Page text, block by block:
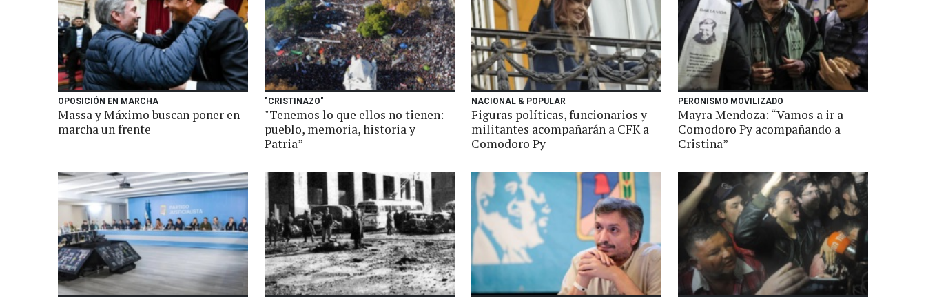
OPOSICIÓN EN MARCHA
Massa y Máximo buscan poner en
marcha un frente
"CRISTINAZO"
"Tenemos lo que ellos no tienen:
pueblo, memoria, historia y
Patria”
NACIONAL & POPULAR
Figuras políticas, funcionarios y
militantes acompañarán a CFK a
Comodoro Py
PERONISMO MOVILIZADO
Mayra Mendoza: “Vamos a ir a
Comodoro Py acompañando a
Cristina”